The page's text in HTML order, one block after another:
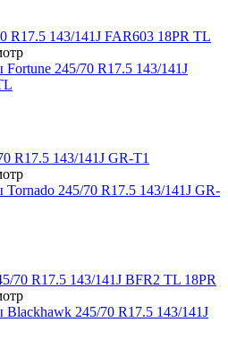
245/70 R17.5 143/141J
245/70 R17.5 143/141J GR-
245/70 R17.5 143/141J